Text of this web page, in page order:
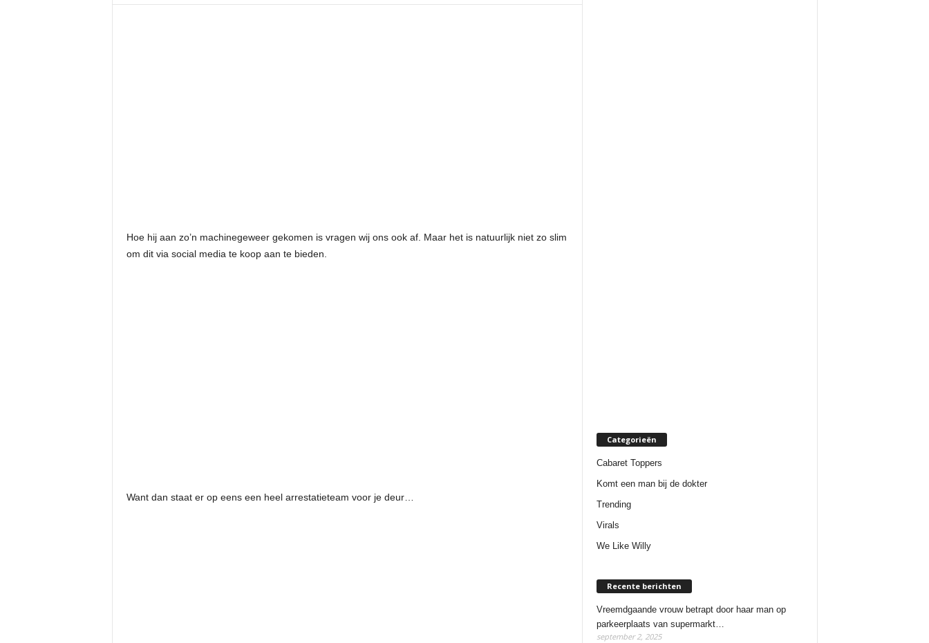
Hoe hij aan zo’n machinegeweer gekomen is vragen wij ons ook af. Maar het is natuurlijk niet zo slim
om dit via social media te koop aan te bieden.
Want dan staat er op eens een heel arrestatieteam voor je deur…
Categorieën
Cabaret Toppers
Komt een man bij de dokter
Trending
Virals
We Like Willy
Recente berichten
Vreemdgaande vrouw betrapt door haar man op
parkeerplaats van supermarkt…
september 2, 2025